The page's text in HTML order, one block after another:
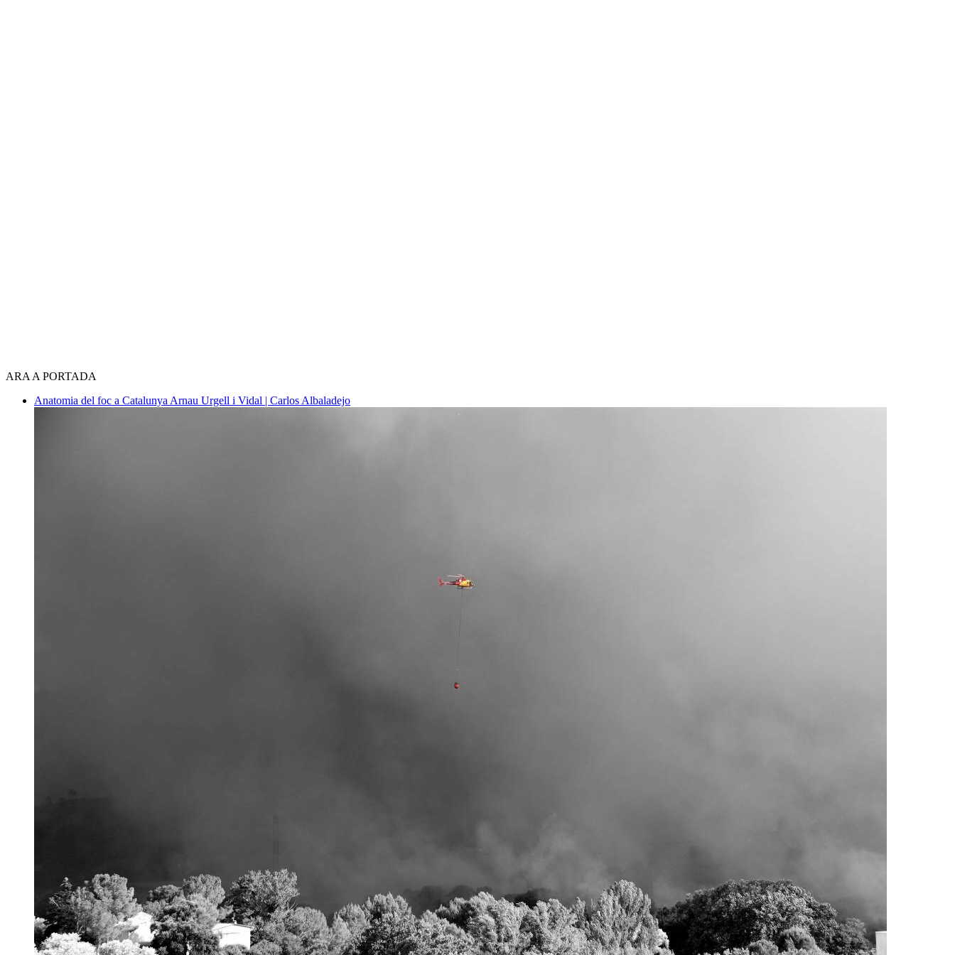
ARA A PORTADA
Anatomia del foc a Catalunya Arnau Urgell i Vidal | Carlos Albaladejo